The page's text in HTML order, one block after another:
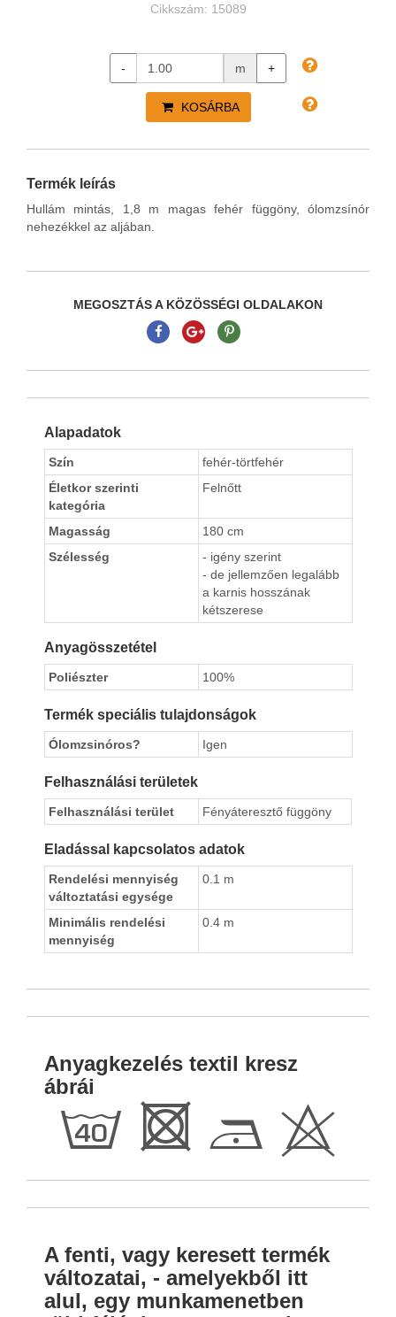
Cikkszám: 15089
- m +
KOSÁRBA
Termék leírás
Hullám mintás, 1,8 m magas fehér függöny, ólomzsínór
nehezékkel az aljában.
MEGOSZTÁS A KÖZÖSSÉGI OLDALAKON
Alapadatok
Szín
fehér-törtfehér
Életkor szerinti
kategória
Felnőtt
Magasság
180 cm
Szélesség
- igény szerint
- de jellemzően legalább
a karnis hosszának
kétszerese
Anyagösszetétel
Poliészter 100%
Termék speciális tulajdonságok
Ólomzsinóros? Igen
Felhasználási területek
Felhasználási terület Fényáteresztő függöny
Eladással kapcsolatos adatok
Rendelési mennyiség
változtatási egysége
0.1 m
Minimális rendelési
mennyiség
0.4 m
Anyagkezelés textil kresz
ábrái
h R D H
A fenti, vagy keresett termék
változatai, - amelyekből itt
alul, egy munkamenetben